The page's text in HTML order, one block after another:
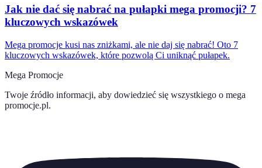
Jak nie dać się nabrać na pułapki mega promocji? 7
kluczowych wskazówek
Mega promocje kusi nas zniżkami, ale nie daj się nabrać! Oto 7
kluczowych wskazówek, które pozwolą Ci uniknąć pułapek.
Mega Promocje
Twoje źródło informacji, aby dowiedzieć się wszystkiego o mega
promocje.pl.